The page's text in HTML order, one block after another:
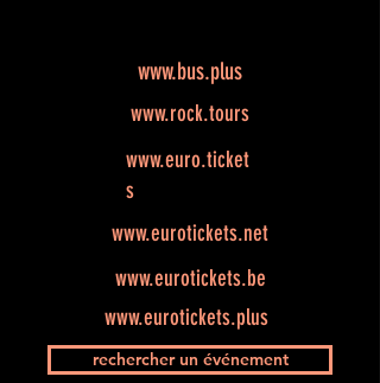
www.bus.plus
www.rock.tours
www.euro.ticket
s
www.eurotickets.net
www.eurotickets.be
www.eurotickets.plus
rechercher un événement